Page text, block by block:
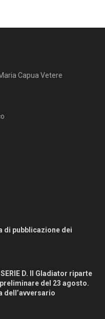
Capua Vetere
di pubblicazione dei
SERIE D. Il Gladiator riparte
del 23 agosto.
dell’avversario